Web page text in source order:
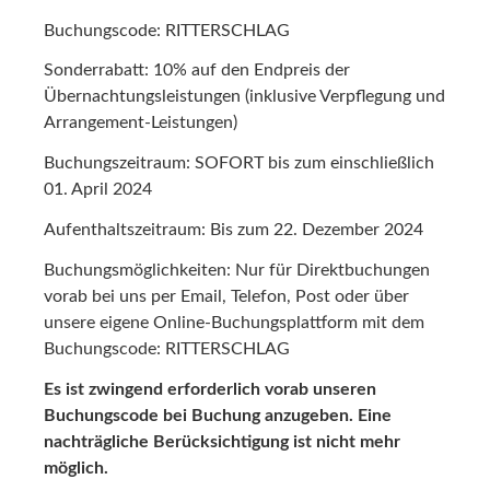
Buchungscode: RITTERSCHLAG
Sonderrabatt: 10% auf den Endpreis der
Übernachtungsleistungen (inklusive Verpflegung und
Arrangement-Leistungen)
Buchungszeitraum: SOFORT bis zum einschließlich
01. April 2024
Aufenthaltszeitraum: Bis zum 22. Dezember 2024
Buchungsmöglichkeiten: Nur für Direktbuchungen
vorab bei uns per Email, Telefon, Post oder über
unsere eigene Online-Buchungsplattform mit dem
Buchungscode: RITTERSCHLAG
Es ist zwingend erforderlich vorab unseren
Buchungscode bei Buchung anzugeben. Eine
nachträgliche Berücksichtigung ist nicht mehr
möglich.